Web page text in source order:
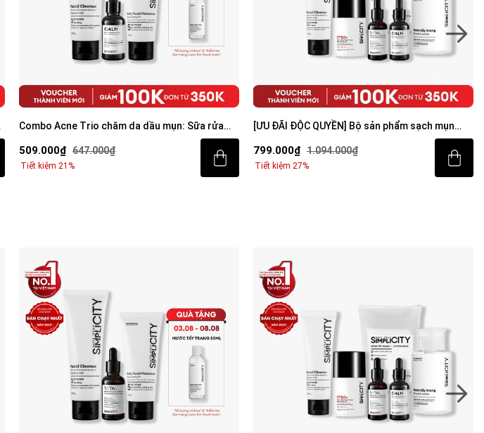
Combo Acne Trio chăm da dầu mụn: Sữa rửa
mặt 100g, Serum Calm 30ml, Kem dưỡng ẩm 80g
509.000₫ 647.000₫
Tiết kiệm 21%
[ƯU ĐÃI ĐỘC QUYỀN] Bộ sản phẩm sạch mụn
799.000₫ 1.094.000₫
Tiết kiệm 27%